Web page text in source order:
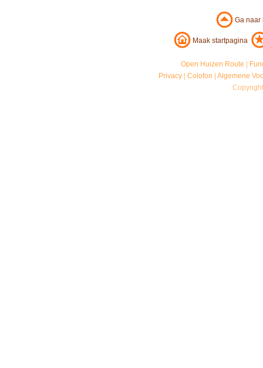
Ga
Maak startpagina
Open Huizen Route
Privacy |Colofon |Algemene